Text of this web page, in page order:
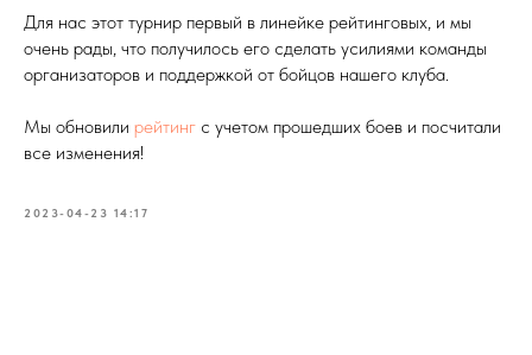
Для нас этот турнир первый в линейке рейтинговых, и мы
очень рады, что получилось его сделать усилиями команды
организаторов и поддержкой от бойцов нашего клуба.
Мы обновили рейтинг с учетом прошедших боев и посчитали
все изменения!
2023-04-23 14:17